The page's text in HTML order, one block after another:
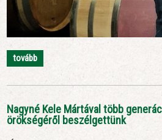
tovább
Nagyné Kele Mártával több
örökségéről beszélgettünk